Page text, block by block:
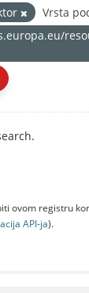
Vrsta
ovom registru
API-jа).